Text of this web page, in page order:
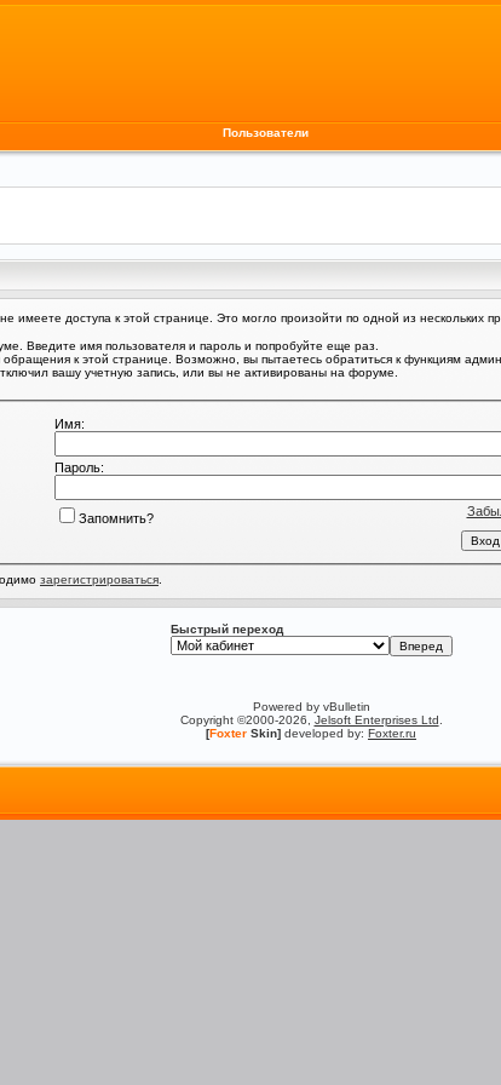
Пользователи
имеете доступа к этой странице. Это могло произойти по одной из нескольких
Введите имя пользователя и пароль и попробуйте еще раз.
обращения к этой странице. Возможно, вы пытаетесь обратиться к функциям
вашу учетную запись, или вы не активированы на форуме.
Имя:
Пароль:
Запомнить?
зарегистрироваться
Быстрый переход
Powered by vBulletin
Copyright ©2000-2026, Jelsoft Enterprises Ltd
[Foxter Skin] developed by: Foxter.ru